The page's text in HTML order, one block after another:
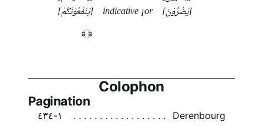
[يَنْفَعُوْنَكُمْ]
indicative ¡or
[يَضُرُّوْنَ]
Colophon
Pagination
Derenbourg
١-٤٣٤